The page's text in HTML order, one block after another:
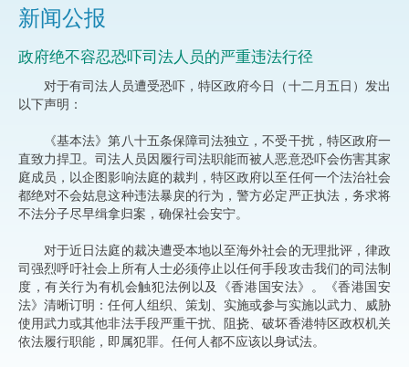
新闻公报
政府绝不容忍恐吓司法人员的严重违法行径
​对于有司法人员遭受恐吓，特区政府今日（十二月五日）发出
以下声明：
《基本法》第八十五条保障司法独立，不受干扰，特区政府一
直致力捍卫。司法人员因履行司法职能而被人恶意恐吓会伤害其家
庭成员，以企图影响法庭的裁判，特区政府以至任何一个法治社会
都绝对不会姑息这种违法暴戾的行为，警方必定严正执法，务求将
不法分子尽早缉拿归案，确保社会安宁。
对于近日法庭的裁决遭受本地以至海外社会的无理批评，律政
司强烈呼吁社会上所有人士必须停止以任何手段攻击我们的司法制
度，有关行为有机会触犯法例以及《香港国安法》。《香港国安
法》清晰订明：任何人组织、策划、实施或参与实施以武力、威胁
使用武力或其他非法手段严重干扰、阻挠、破坏香港特区政权机关
依法履行职能，即属犯罪。任何人都不应该以身试法。